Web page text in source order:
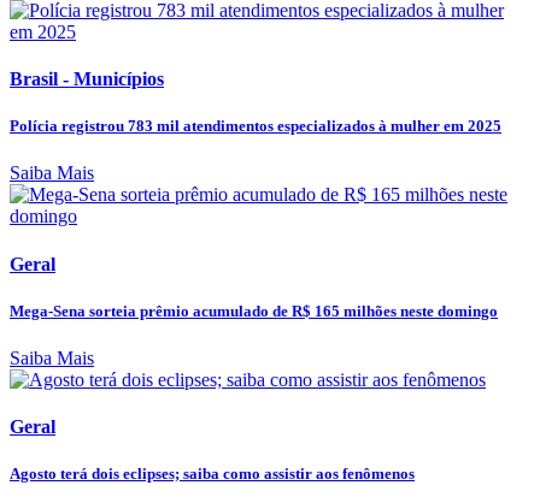
Brasil - Municípios
Polícia registrou 783 mil atendimentos especializados à mulher em 2025
Saiba Mais
Geral
Mega-Sena sorteia prêmio acumulado de R$ 165 milhões neste domingo
Saiba Mais
Geral
Agosto terá dois eclipses; saiba como assistir aos fenômenos